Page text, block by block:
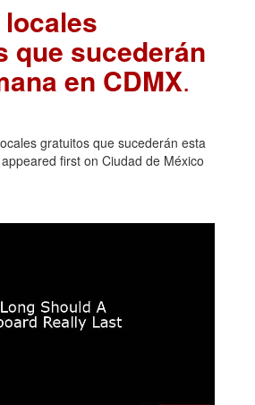
que sucederán
en CDMX.
gratuitos que sucederán esta
first on Ciudad de México